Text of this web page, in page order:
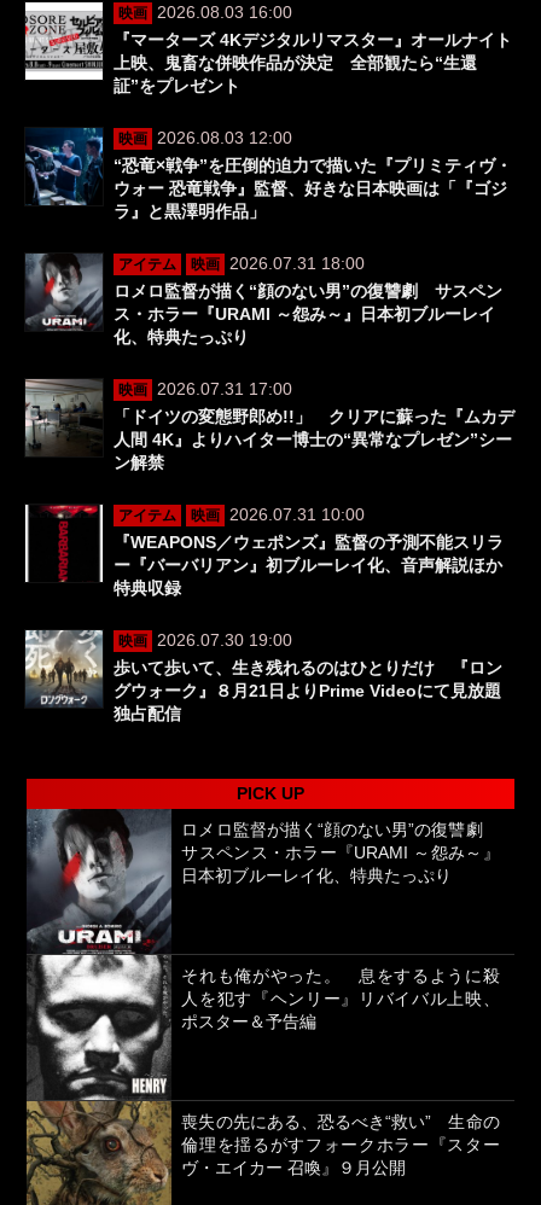
映画
2026.08.03 16:00
『マーターズ 4Kデジタルリマスター』オールナイト
上映、鬼畜な併映作品が決定 全部観たら“生還
証”をプレゼント
映画
2026.08.03 12:00
“恐竜×戦争”を圧倒的迫力で描いた『プリミティヴ・
ウォー 恐竜戦争』監督、好きな日本映画は「『ゴジ
ラ』と黒澤明作品」
アイテム 映画
2026.07.31 18:00
ロメロ監督が描く“顔のない男”の復讐劇 サスペン
ス・ホラー『URAMI ～怨み～』日本初ブルーレイ
化、特典たっぷり
映画
2026.07.31 17:00
「ドイツの変態野郎め!!」 クリアに蘇った『ムカデ
人間 4K』よりハイター博士の“異常なプレゼン”シー
ン解禁
アイテム 映画
2026.07.31 10:00
『WEAPONS／ウェポンズ』監督の予測不能スリラ
ー『バーバリアン』初ブルーレイ化、音声解説ほか
特典収録
映画
2026.07.30 19:00
歩いて歩いて、生き残れるのはひとりだけ 『ロン
グウォーク』８月21日よりPrime Videoにて見放題
独占配信
PICK UP
ロメロ監督が描く“顔のない男”の復讐劇
サスペンス・ホラー『URAMI ～怨み～』
日本初ブルーレイ化、特典たっぷり
それも俺がやった。 息をするように殺
人を犯す『ヘンリー』リバイバル上映、
ポスター＆予告編
喪失の先にある、恐るべき“救い” 生命の
倫理を揺るがすフォークホラー『スター
ヴ・エイカー 召喚』９月公開